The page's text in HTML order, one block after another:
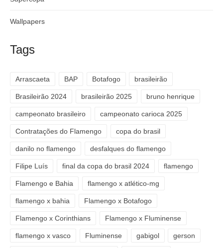
Wallpapers
Tags
Arrascaeta BAP Botafogo brasileirão
Brasileirão 2024 brasileirão 2025 bruno henrique
campeonato brasileiro campeonato carioca 2025
Contratações do Flamengo copa do brasil
danilo no flamengo desfalques do flamengo
Filipe Luís final da copa do brasil 2024 flamengo
Flamengo e Bahia flamengo x atlético-mg
flamengo x bahia Flamengo x Botafogo
Flamengo x Corinthians Flamengo x Fluminense
flamengo x vasco Fluminense gabigol gerson